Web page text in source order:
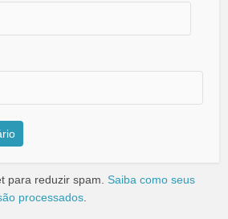
para reduzir spam.Saiba como seus
processados.